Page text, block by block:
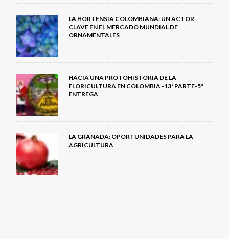
LA HORTENSIA COLOMBIANA: UN ACTOR
CLAVE EN EL MERCADO MUNDIAL DE
ORNAMENTALES
HACIA UNA PROTOHISTORIA DE LA
FLORICULTURA EN COLOMBIA -13ª PARTE-5ª
ENTREGA
LA GRANADA: OPORTUNIDADES PARA LA
AGRICULTURA